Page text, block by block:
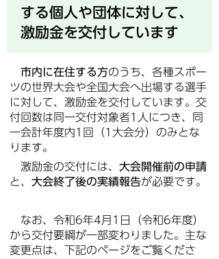
する個人や団体に対して、
激励金を交付しています
市内に在住する方のうち、各種スポー
ツの世界大会や全国大会へ出場する選手
に対して、激励金を交付しています。交
付回数は同一交付対象者1人につき、同
一会計年度内1回（1大会分）のみとな
ります。
激励金の交付には、 大会開催前の申請
と、 大会終了後の実績報告が必要です。
なお、令和6年4月1日（令和6年度）
から交付要綱が一部変わりました。主な
変更点は、下記のページをご覧くださ